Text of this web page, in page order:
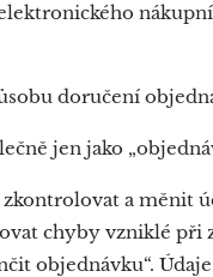
doručení
jen jako
a měnit
chyby vzniklé při
objednávku“.